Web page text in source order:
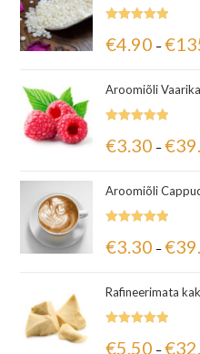
5.00/ 5
€4.90 – €
Aroomiõli
5.00/ 5
€3.30 – €
Aroomiõli
5.00/ 5
€3.30 – €
Rafineerimata
€5.50 – €